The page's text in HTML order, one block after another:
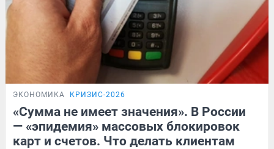
ЭКОНОМИКА КРИЗИС-2026
«Сумма не имеет значения». В России
— «эпидемия» массовых блокировок
карт и счетов. Что делать клиентам